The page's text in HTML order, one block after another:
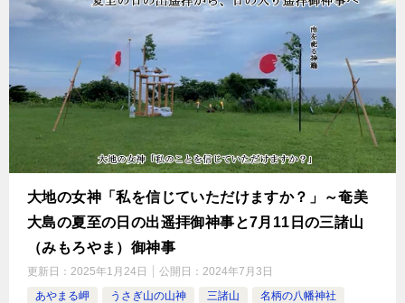
大地の女神「私を信じていただけますか？」～奄美
大島の夏至の日の出遥拝御神事と7月11日の三諸山
（みもろやま）御神事
更新日： 2025年1月24日 公開日： 2024年7月3日
あやまる岬
うさぎ山の山神 三諸山
名柄の八幡神社